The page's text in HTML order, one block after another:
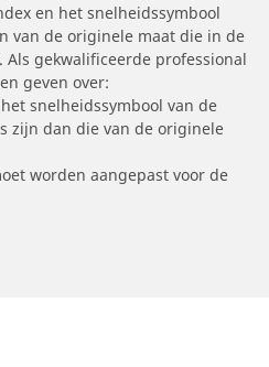
en het snelheidssymbool
van de originele maat die in de
gekwalificeerde professional
geven over:
snelheidssymbool van de
zijn dan die van de originele
worden aangepast voor de